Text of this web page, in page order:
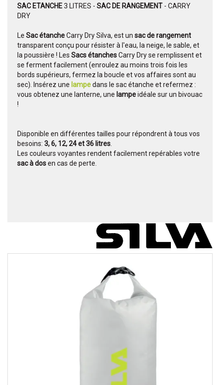
SAC ETANCHE3 LITRES - SAC DE RANGEMENT - CARRY
DRY
Le Sac étancheCarry Dry Silva, est un sac de rangement
transparent conçu pour résister à l'eau, la neige, le sable, et
la poussière ! Les Sacs étanchesCarry Dry se remplissent et
se ferment facilement (enroulez au moins trois fois les
bords supérieurs, fermez la boucle et vos affaires sont au
sec). Insérez une lampedans le sac étanche et refermez :
vous obtenez une lanterne, une lampeidéale sur un bivouac
!
Disponible en différentes tailles pour répondrent à tous vos
besoins: 3, 6, 12, 24 et 36 litres
Les couleurs voyantes rendent facilement repérables votre
sac à dosen cas de perte.